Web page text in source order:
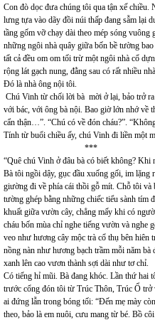
Con đò dọc đưa chúng tôi qua tận xế chiều.
lưng tựa vào dãy đồi núi thấp đang sẫm lại
tầng gốm vỡ chạy dài theo mép sóng
những ngôi nhà quây giữa bốn bề tường
tất cả đều om om tối trừ một ngôi nhà cổ
rộng lát gạch nung, đằng sau có rất nhiều
Đó là nhà ông nội tôi.
Chú Vinh từ chối lời bà mời ở lại, bảo trở
với bác, với ông bà nội. Bao giờ lớn nhớ về
cẩn thận…”. “Chú có về đón cháu?”.
Tính từ buổi chiều ấy, chú Vinh đi liền một
***
“Quê chú Vinh ở đâu bà có biết không?
Bà tôi ngồi dậy, gục đầu xuống gối, im
giường đi về phía cái thồi gỗ mít. Chỗ tôi và
tường ghép bằng những chiếc tiểu sành tím
khuất giữa vườn cây, chẳng mấy khi có
cháu bốn mùa chỉ nghe tiếng vườn và nghe
veo như hương cây mộc trà cổ thụ bên
nồng nàn như hương bạch trầm mỗi năm
xanh lên cao vươn thành sợi dài như tơ chỉ.
Có tiếng hỉ mũi. Bà đang khóc. Lần thứ hai
trước cổng đón tôi từ Trúc Thôn, Trúc Ổ
ai đứng lẫn trong bóng tối: “Đến mẹ mày
theo, bảo là em nuôi, cưu mang từ bé. Bồ